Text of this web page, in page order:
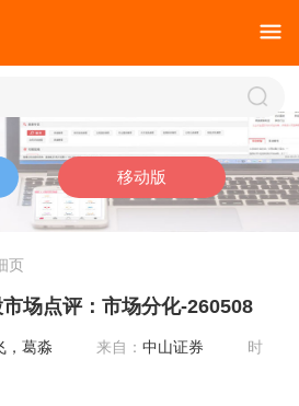
页
场点评：市场分化-260508
，葛淼 来自：中山证券
时